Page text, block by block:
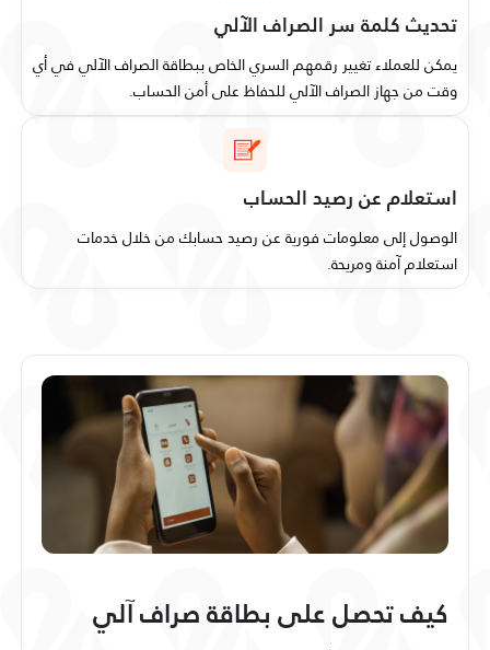
تحديث كلمة سر الصراف الآلي
يمكن للعملاء تغيير رقمهم السري الخاص ببطاقة الصراف الآلي في أي
وقت من جهاز الصراف الآلي للحفاظ على أمن الحساب.
استعلام عن رصيد الحساب
الوصول إلى معلومات فورية عن رصيد حسابك من خلال خدمات
استعلام آمنة ومريحة.
كيف تحصل على بطاقة صراف آلي